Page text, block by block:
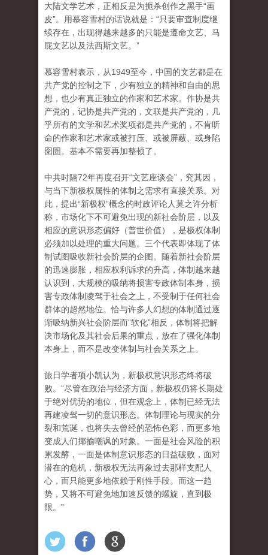
大陆文学艺术，正相反是为扼杀创作之黑手“画
皮”。
用慕容雪村的话说就是：“只要审查制度继
续存在，出现得越来越多的只能是遵命文艺、马
屁文艺以及法西斯文艺。”
慕容雪村表示，从1949至今，中国的文艺都是在
共产党的控制之下，少有独立的精神和自由的思
想，也少有真正独立的作家和艺术家。 作协是共
产党的，记协是共产党的，文联是共产党的，几
乎所有的文学和艺术奖项都是共产党的，不肯听
命的作家和艺术家或被打压、或被屏蔽、或身陷
囹圄。 基本不需要再加整顿了。
中共时隔72年再度召开“文艺座谈会”，究其因，
与当下新极权属性的体制之需求有直接关系。 对
此，提出“新极权”概念的时政评论人莫之许分析
称，市场化下不可避免出现的新社会阶层，以及
相应的意识形态偏好（普世价值），是极权体制
必须加以处理的重大问题。 三个代表即体现了体
制试图吸收新社会阶层的企图。 随着新社会阶层
的迅速膨胀，相应权利诉求的升高，体制越来越
认识到，大规模的吸纳将损害专政体制本身，损
害专政体制凌驾于社会之上，不受制于任何社会
群体的超然地位。恰与许多人幻想的体制通过逐
渐吸纳新兴社会阶层而“软化”相反，体制将把解
决市场化及其社会后果的重点，放在了强化体制
本身上，而不是改变体制与社会关系之上。
旅日学者项小凯认为，新极权意识形态终将破
败。“尽管在政治与经济方面，新极权仍将长期处
于绝对优势的地位，但在观念上，体制已经无法
再建凌驾一切的意识形态。体制理论与现实的分
裂和荒诞，也将失去曾经的恐怖色彩 ，而更多地
变成人们揶揄嘲​​讽的对象。一面是社会风险的积
累发酵，一面是体制意识形态的日益破败，面对
潜在的危机，新极权无法再象过去那样支配人
心，而只能更多地依赖于刚性手段。而这一趋
势，又将不可避免地加速反馈的螺旋，直到极
限。”